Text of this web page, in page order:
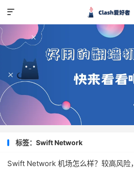

标签：Swift Network
Swift Network 机场怎么样？较高风险，